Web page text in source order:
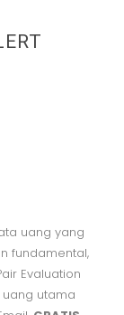
uang yang
fundamental,
Evaluation
utama